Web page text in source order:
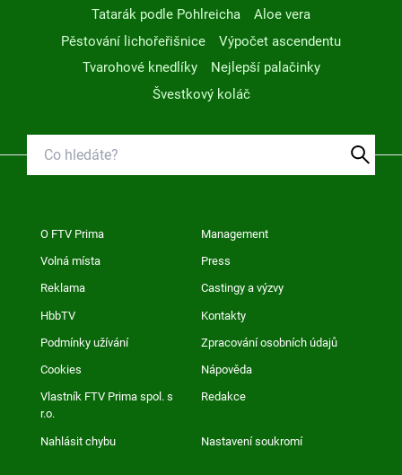
Tatarák podle Pohlreicha
Aloe vera
Pěstování lichořeřišnice
Výpočet ascendentu
Tvarohové knedlíky
Nejlepší palačinky
Švestkový koláč
O FTV Prima Management
Volná místa Press
Reklama Castingy a výzvy
HbbTV Kontakty
Podmínky užívání Zpracování osobních údajů
Cookies Nápověda
Vlastník FTV Prima spol. s
r.o.
Redakce
Nahlásit chybu Nastavení soukromí